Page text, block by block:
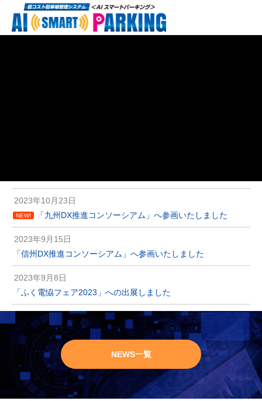
2023年10月23日
NEW! 「九州DX推進コンソーシアム」へ参画いたしました
2023年9月15日
「信州DX推進コンソーシアム」へ参画いたしました
2023年9月8日
「ふく電恊フェア2023」への出展しました
NEWS一覧